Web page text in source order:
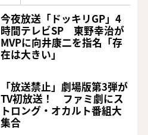
今夜放送「ドッキリGP」4
時間テレビSP 東野幸治が
MVPに向井康二を指名「存
在は大きい」
「放送禁止」劇場版第3弾が
TV初放送！ ファミ劇にス
トロング・オカルト番組大
集合